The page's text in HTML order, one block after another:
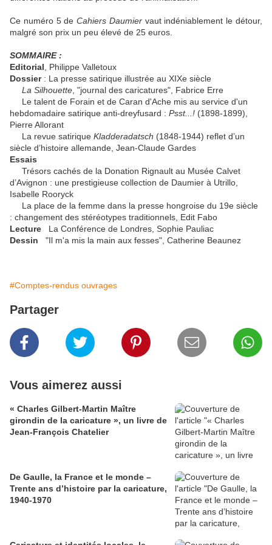
Ce numéro 5 deCahiers Daumiervaut indéniablement le détour,
malgré son prix un peu élevé de 25 euros.
SOMMAIRE :
Editorial , Philippe Valletoux
Dossier: La presse satirique illustrée au XIXe siècle
La Silhouette , "journal des caricatures", Fabrice Erre
Le talent de Forain et de Caran d'Ache mis au service d'un
hebdomadaire satirique anti-dreyfusard : Psst...! (1898-1899),
Pierre Allorant
La revue satirique Kladderadatsch (1848-1944) reflet d’un
siècle d’histoire allemande, Jean-Claude Gardes
Essais
Trésors cachés de la Donation Rignault au Musée Calvet
d’Avignon : une prestigieuse collection de Daumier à Utrillo,
Isabelle Rooryck
La place de la femme dans la presse hongroise du 19e siècle
: changement des stéréotypes traditionnels, Edit Fabo
Lecture
La Conférence de Londres, Sophie Pauliac
Dessin
"Il m'a mis la main aux fesses", Catherine Beaunez
#Comptes-rendus ouvrages
Partager
Vous aimerez aussi
« Charles Gilbert-Martin Maître
girondin de la caricature », un livre de
Jean-François Chatelier
De Gaulle, la France et le monde –
Trente ans d’histoire par la caricature,
1940-1970